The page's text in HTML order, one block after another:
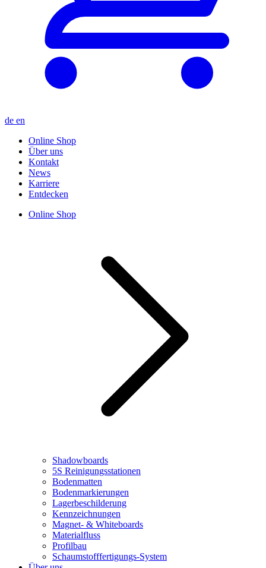
de en
Online Shop
Über uns
Kontakt
News
Karriere
Entdecken
Online Shop
Shadowboards
5S Reinigungsstationen
Bodenmatten
Bodenmarkierungen
Lagerbeschilderung
Kennzeichnungen
Magnet- & Whiteboards
Materialfluss
Profilbau
Schaumstofffertigungs-System